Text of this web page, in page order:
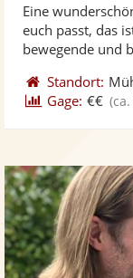
Eine
euch passt, das
bewegende und
Standort:
Gage: €€